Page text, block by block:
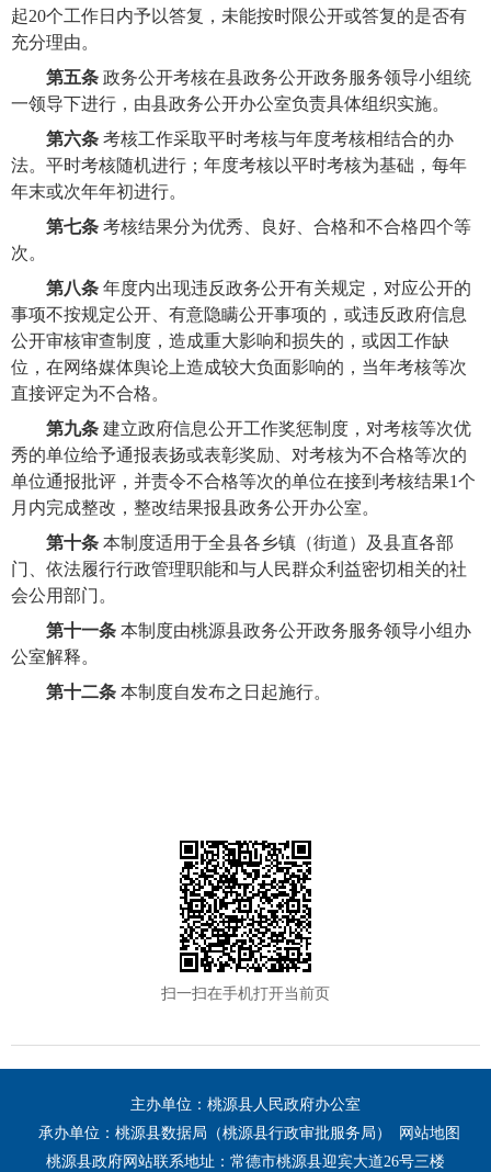
起20个工作日内予以答复，未能按时限公开或答复的是否有
充分理由。
第五条 政务公开考核在县政务公开政务服务领导小组统
一领导下进行，由县政务公开办公室负责具体组织实施。
第六条 考核工作采取平时考核与年度考核相结合的办
法。平时考核随机进行；年度考核以平时考核为基础，每年
年末或次年年初进行。
第七条 考核结果分为优秀、良好、合格和不合格四个等
次。
第八条 年度内出现违反政务公开有关规定，对应公开的
事项不按规定公开、有意隐瞒公开事项的，或违反政府信息
公开审核审查制度，造成重大影响和损失的，或因工作缺
位，在网络媒体舆论上造成较大负面影响的，当年考核等次
直接评定为不合格。
第九条 建立政府信息公开工作奖惩制度，对考核等次优
秀的单位给予通报表扬或表彰奖励、对考核为不合格等次的
单位通报批评，并责令不合格等次的单位在接到考核结果1个
月内完成整改，整改结果报县政务公开办公室。
第十条 本制度适用于全县各乡镇（街道）及县直各部
门、依法履行行政管理职能和与人民群众利益密切相关的社
会公用部门。
第十一条 本制度由桃源县政务公开政务服务领导小组办
公室解释。
第十二条 本制度自发布之日起施行。
扫一扫在手机打开当前页
主办单位：桃源县人民政府办公室
承办单位：桃源县数据局（桃源县行政审批服务局）
网站地图
桃源县政府网站联系地址：常德市桃源县迎宾大道26号三楼